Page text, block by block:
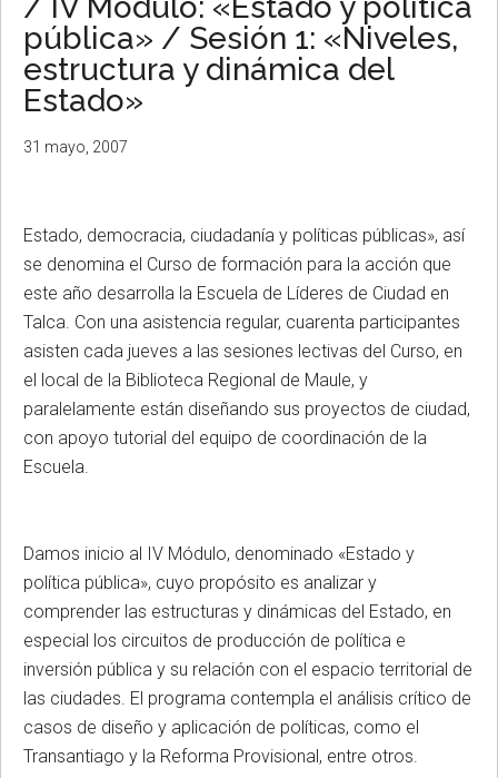
pública» / Sesión 1: «Niveles,
estructura y dinámica del
Estado»
31 mayo, 2007
Estado, democracia, ciudadanía y políticas públicas», así
se denomina el Curso de formación para la acción que
este año desarrolla la Escuela de Líderes de Ciudad en
Talca. Con una asistencia regular, cuarenta participantes
asisten cada jueves a las sesiones lectivas del Curso, en
el local de la Biblioteca Regional de Maule, y
paralelamente están diseñando sus proyectos de ciudad,
con apoyo tutorial del equipo de coordinación de la
Escuela.
Damos inicio al IV Módulo, denominado «Estado y
política pública», cuyo propósito es analizar y
comprender las estructuras y dinámicas del Estado, en
especial los circuitos de producción de política e
inversión pública y su relación con el espacio territorial de
las ciudades. El programa contempla el análisis crítico de
casos de diseño y aplicación de políticas, como el
Transantiago y la Reforma Provisional, entre otros.